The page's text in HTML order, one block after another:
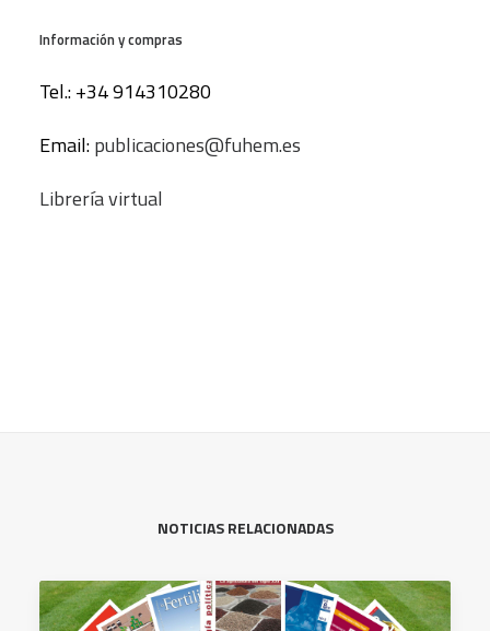
Información y compras
Tel.: +34 914310280
Email:publicaciones@fuhem.es
Librería virtual
NOTICIAS RELACIONADAS